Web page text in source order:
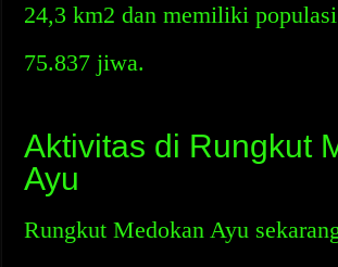
24,3 km2 dan memiliki
75.837 jiwa.
Aktivitas di Rungkut
Ayu
Rungkut Medokan Ayu